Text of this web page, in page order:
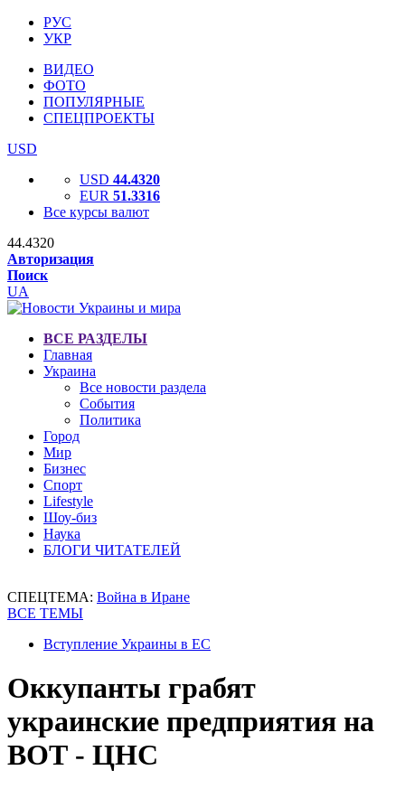
РУС
УКР
ВИДЕО
ФОТО
ПОПУЛЯРНЫЕ
СПЕЦПРОЕКТЫ
USD
USD 44.4320
EUR 51.3316
Все курсы валют
44.4320
Авторизация
Поиск
UA
ВСЕ РАЗДЕЛЫ
Главная
Украина
Все новости раздела
События
Политика
Город
Мир
Бизнес
Спорт
Lifestyle
Шоу-биз
Наука
БЛОГИ ЧИТАТЕЛЕЙ
СПЕЦТЕМА: Война в Иране
ВСЕ ТЕМЫ
Вступление Украины в ЕС
Оккупанты грабят
украинские предприятия на
ВОТ - ЦНС